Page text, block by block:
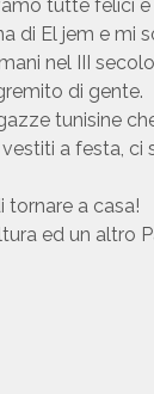
tutte felici
di El jem e mi
nel III
di gente.
tunisine
a festa, ci
tornare a casa!
ed un altro